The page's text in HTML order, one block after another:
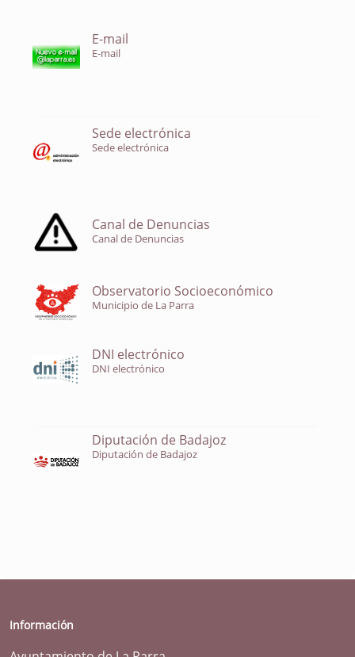
E-mail
E-mail
Sede electrónica
Sede electrónica
Canal de Denuncias
Canal de Denuncias
Observatorio Socioeconómico
Municipio de La Parra
DNI electrónico
DNI electrónico
Diputación de Badajoz
Diputación de Badajoz
Información